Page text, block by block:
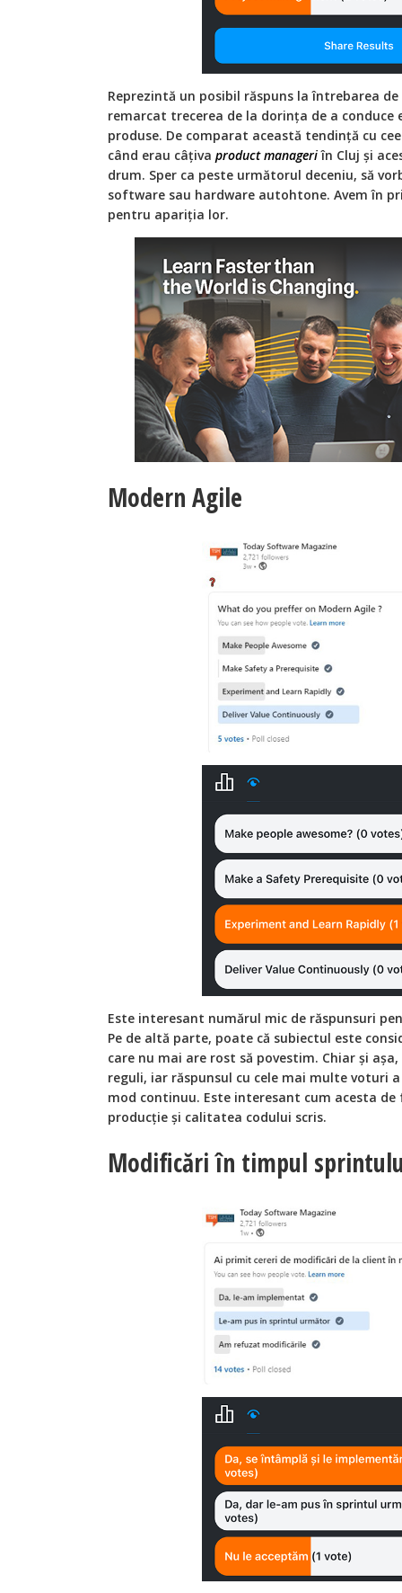
Reprezintă un posibil răspuns la întrebarea
remarcat trecerea de la dorința de a conduce
produse. De comparat această tendință cu
când erau câțiva product manageriîn Cluj și
drum. Sper ca peste următorul deceniu, să
software sau hardware autohtone. Avem în
pentru apariția lor.
Modern Agile
Este interesant numărul mic de răspunsuri
Pe de altă parte, poate că subiectul este
care nu mai are rost să povestim. Chiar și așa,
reguli, iar răspunsul cu cele mai multe voturi
mod continuu. Este interesant cum acesta
producție și calitatea codului scris.
Modificări în timpul